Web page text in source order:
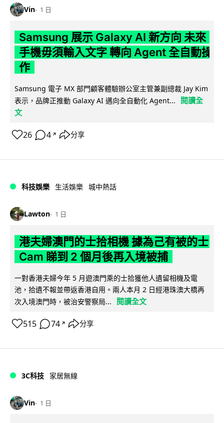
Vin 1 日
Samsung 展示 Galaxy AI 新方向 未來
手機毋須輸入文字 轉向 Agent 全自動操
作
Samsung 電子 MX 部門顧客體驗辦公室主管兼副總裁 Jay Kim
表示，品牌正推動 Galaxy AI 邁向全自動化 Agent...
閱讀全
文
26 4 ↗ 分享
科技娛樂 生活娛樂 城中熱話
Lawton 1 日
港夫婦澳門的士拾相機 據為己有被的士
Cam 睇到 2 個月後再入境被捕
一對香港夫婦今年 5 月遊澳門乘的士拾獲他人遺留相機及電
池，拾遺不報並帶返香港自用。兩人本月 2 日經港珠澳大橋再
次入境澳門時，被治安警察局...
閱讀全文
515 74 ↗ 分享
3C科技 家居無線
Vin 1 日